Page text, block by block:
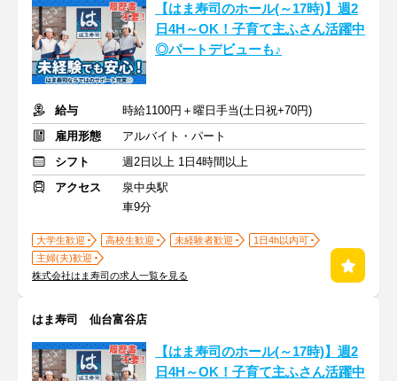
【はま寿司のホール(～17時)】週2
日4H～OK！子育て主ふさん活躍中
◎パートデビューも♪
給与
時給1100円＋曜日手当(土日祝+70円)
雇用形態
アルバイト・パート
シフト
週2日以上 1日4時間以上
アクセス
泉中央駅
車9分
大学生歓迎 高校生歓迎 未経験者歓迎
1日4h以内可
主婦(夫)歓迎
株式会社はま寿司の求人一覧を見る
はま寿司 仙台富谷店
【はま寿司のホール(～17時)】週2
日4H～OK！子育て主ふさん活躍中